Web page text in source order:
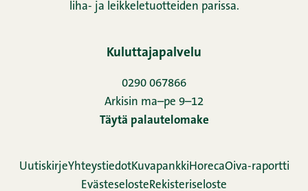
liha- ja leikkeletuotteiden parissa.
Kuluttajapalvelu
0290 067866
Arkisin ma–pe 9–12
Täytä palautelomake
UutiskirjeYhteystiedotKuvapankki HorecaOiva-raportti
Evästeseloste Rekisteriseloste